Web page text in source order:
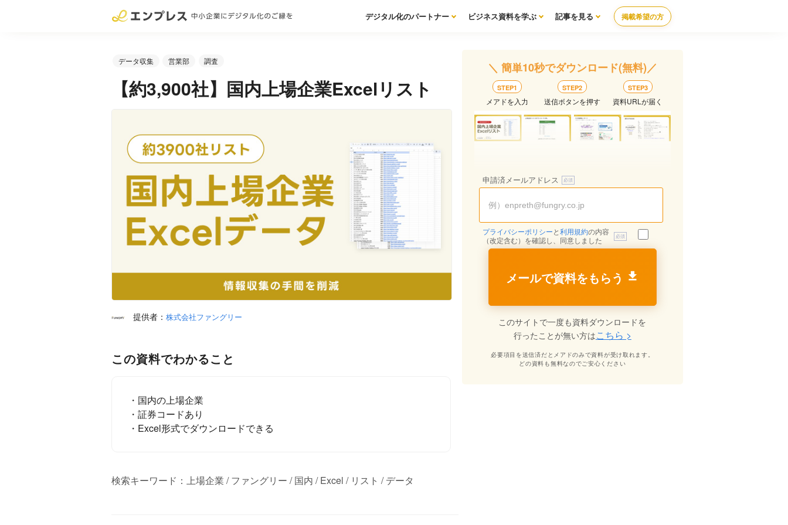
掲載希望の方
デジタル化のパートナー ビジネス資料を学ぶ 記事を見る
データ収集 営業部 調査
【約3,900社】国内上場企業Excelリスト
提供者： 株式会社ファングリー
この資料でわかること
・国内の上場企業
・証券コードあり
・Excel形式でダウンロードできる
検索キーワード：上場企業 / ファングリー / 国内 / Excel / リスト / データ
＼ 簡単10秒でダウンロード(無料)／
STEP1
メアドを入力
STEP2
送信ボタンを押す
STEP3
資料URLが届く
申請済メールアドレス
プライバシーポリシー と利用規約の内容
（改定含む）を確認し、同意しました
メールで資料をもらう
このサイトで一度も資料ダウンロードを
行ったことが無い方はこちら >
必要項目を送信済だとメアドのみで資料が受け取れます。
どの資料も無料なのでご安心ください